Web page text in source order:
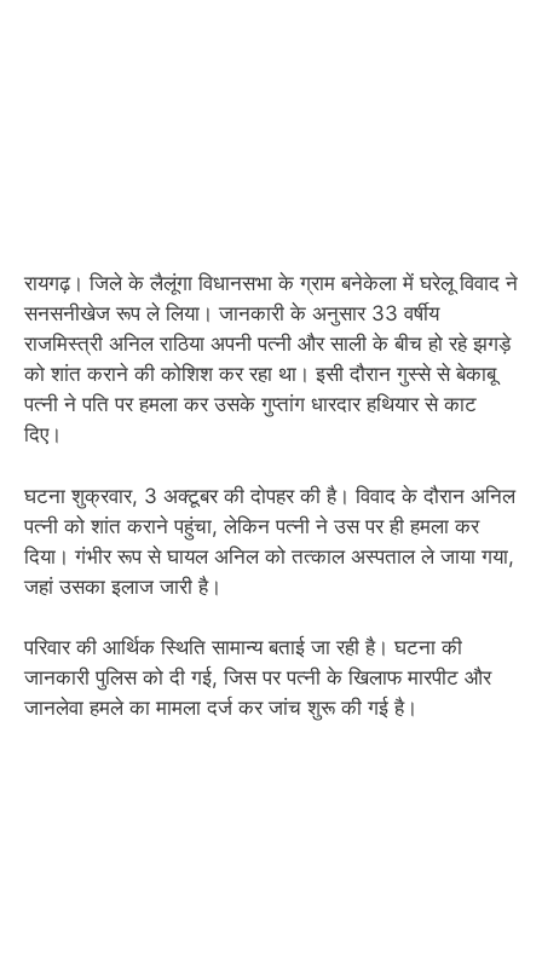
रायगढ़। जिले के लैलूंगा विधानसभा के ग्राम बनेकेला में घरेलू विवाद ने
सनसनीखेज रूप ले लिया। जानकारी के अनुसार 33 वर्षीय
राजमिस्त्री अनिल राठिया अपनी पत्नी और साली के बीच हो रहे झगड़े
को शांत कराने की कोशिश कर रहा था। इसी दौरान गुस्से से बेकाबू
पत्नी ने पति पर हमला कर उसके गुप्तांग धारदार हथियार से काट
दिए।
घटना शुक्रवार, 3 अक्टूबर की दोपहर की है। विवाद के दौरान अनिल
पत्नी को शांत कराने पहुंचा, लेकिन पत्नी ने उस पर ही हमला कर
दिया। गंभीर रूप से घायल अनिल को तत्काल अस्पताल ले जाया गया,
जहां उसका इलाज जारी है।
परिवार की आर्थिक स्थिति सामान्य बताई जा रही है। घटना की
जानकारी पुलिस को दी गई, जिस पर पत्नी के खिलाफ मारपीट और
जानलेवा हमले का मामला दर्ज कर जांच शुरू की गई है।